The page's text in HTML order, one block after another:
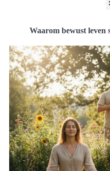
Waarom bewust leven